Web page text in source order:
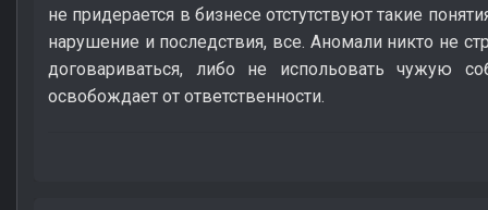
не придерается в бизнесе отстутствуют такие
нарушение и последствия, все. Аномали никто не
договариваться, либо не испольовать чужую
освобождает от ответственности.